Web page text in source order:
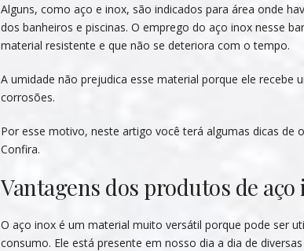
Alguns, como aço e inox, são indicados para área onde
dos banheiros e piscinas. O emprego do aço inox nesse
material resistente e que não se deteriora com o tempo.
A umidade não prejudica esse material porque ele
corrosões.
Por esse motivo, neste artigo você terá algumas dicas de
Confira.
Vantagens dos produtos de aço
O aço inox é um material muito versátil porque pode ser
consumo. Ele está presente em nosso dia a dia de